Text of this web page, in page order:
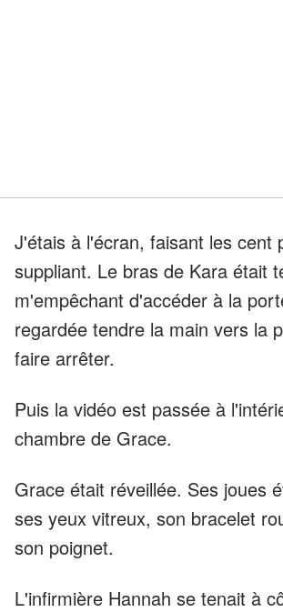
J'étais à l'écran, faisant les cent
suppliant. Le bras de Kara était
m'empêchant d'accéder à la
regardée tendre la main vers la
faire arrêter.
Puis la vidéo est passée à
chambre de Grace.
Grace était réveillée. Ses joues
ses yeux vitreux, son bracelet
son poignet.
L'infirmière Hannah se tenait à